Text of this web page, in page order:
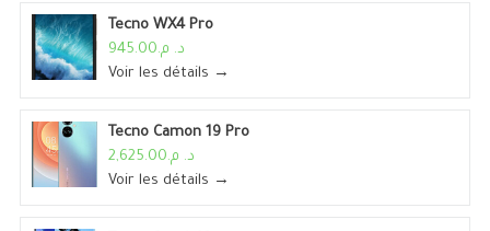
Tecno WX4 Pro
د. م.945.00
Voir les détails →
Tecno Camon 19 Pro
د. م.2,625.00
Voir les détails →